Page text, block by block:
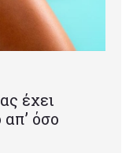
έχει
όσο